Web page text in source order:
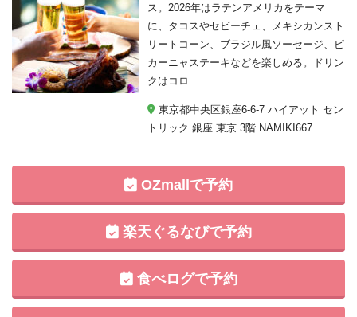
ス。2026年はラテンアメリカをテーマ
に、タコスやセビーチェ、メキシカンスト
リートコーン、ブラジル風ソーセージ、ピ
カーニャステーキなどを楽しめる。ドリン
クはコロ
東京都中央区銀座6-6-7 ハイアット セン
トリック 銀座 東京 3階 NAMIKI667
OZmallで予約
楽天ぐるなびで予約
食べログで予約